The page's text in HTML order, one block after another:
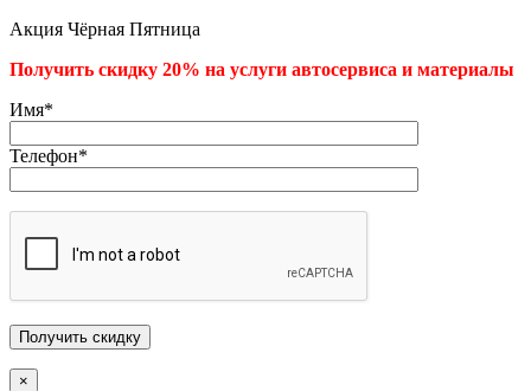
Акция Чёрная Пятница
Получить скидку 20% на услуги автосервиса и материалы
Имя*
Телефон*
×